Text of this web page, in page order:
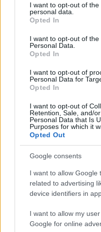
not limited to your visit or
grant or deny consent to
use your data for below
consent section.
I want to opt-out of
personal data.
Opted In
I want to opt-out of the
Personal Data.
Opted In
I want to opt-out of
Personal Data for
Opted In
I want to opt-out of
Retention, Sale, and/
Personal Data that Is
Purposes for which it
Opted Out
Google consents
I want to allow Google
related to advertising
device identifiers in
I want to allow my
Google for online
Thomas Gifstad,
Anton Persson,
Resultaten hittar du
Prenumerera